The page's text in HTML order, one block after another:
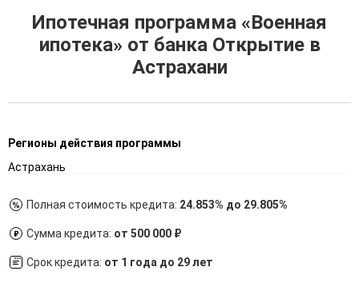
Ипотечная программа «Военная
ипотека» от банка Открытие в
Астрахани
Регионы действия программы
Астрахань
Полная стоимость кредита: 24.853% до 29.805%
Сумма кредита: от 500 000 ₽
Срок кредита: от 1 года до 29 лет